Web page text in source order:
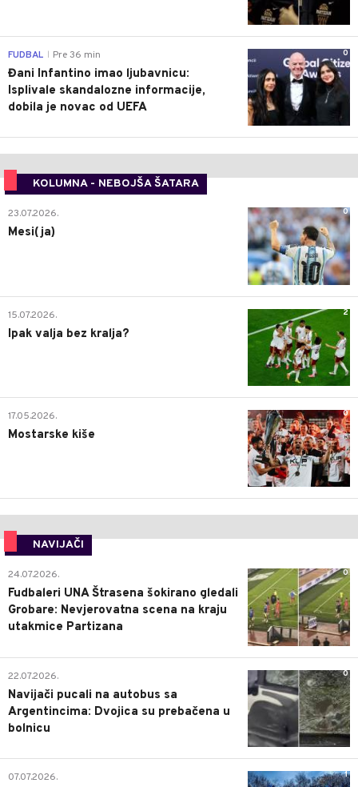
0
FUDBAL Pre 36 min
Đani Infantino imao ljubavnicu:
Isplivale skandalozne informacije,
dobila je novac od UEFA
KOLUMNA - NEBOJŠA ŠATARA
0
23.07.2026.
Mesi(ja)
2
15.07.2026.
Ipak valja bez kralja?
0
17.05.2026.
Mostarske kiše
NAVIJAČI
0
24.07.2026.
Fudbaleri UNA Štrasena šokirano gledali
Grobare: Nevjerovatna scena na kraju
utakmice Partizana
0
22.07.2026.
Navijači pucali na autobus sa
Argentincima: Dvojica su prebačena u
bolnicu
1
07.07.2026.